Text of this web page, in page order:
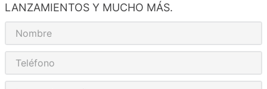
LANZAMIENTOS Y MUCHO MÁS.